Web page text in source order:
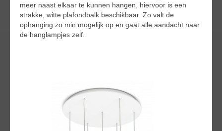
meer naast elkaar te kunnen hangen, hiervoor is een
strakke, witte plafondbalk beschikbaar. Zo valt de
ophanging zo min mogelijk op en gaat alle aandacht naar
de hanglampjes zelf.